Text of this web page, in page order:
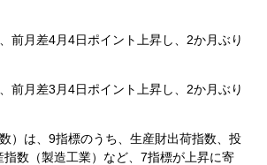
月差4月4日ポイント上昇し、2か月ぶり
月差3月4日ポイント上昇し、2か月ぶり
）は、9指標のうち、生産財出荷指数、投
指数（製造工業）など、7指標が上昇に寄